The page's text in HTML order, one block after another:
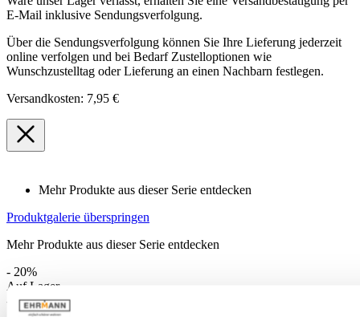
E-Mail inklusive Sendungsverfolgung.
Über die Sendungsverfolgung können Sie Ihre Lieferung jederzeit
online verfolgen und bei Bedarf Zustelloptionen wie
Wunschzustelltag oder Lieferung an einen Nachbarn festlegen.
Versandkosten: 7,95 €
Mehr Produkte aus dieser Serie entdecken
Produktgalerie überspringen
Mehr Produkte aus dieser Serie entdecken
- 20%
Auf Lager
- 20%